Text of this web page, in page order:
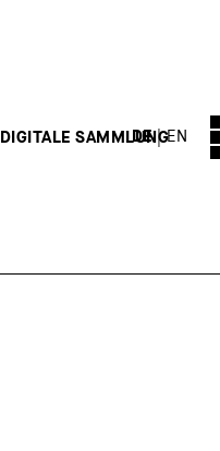
DE EN
DIGITALE SAMMLUNG